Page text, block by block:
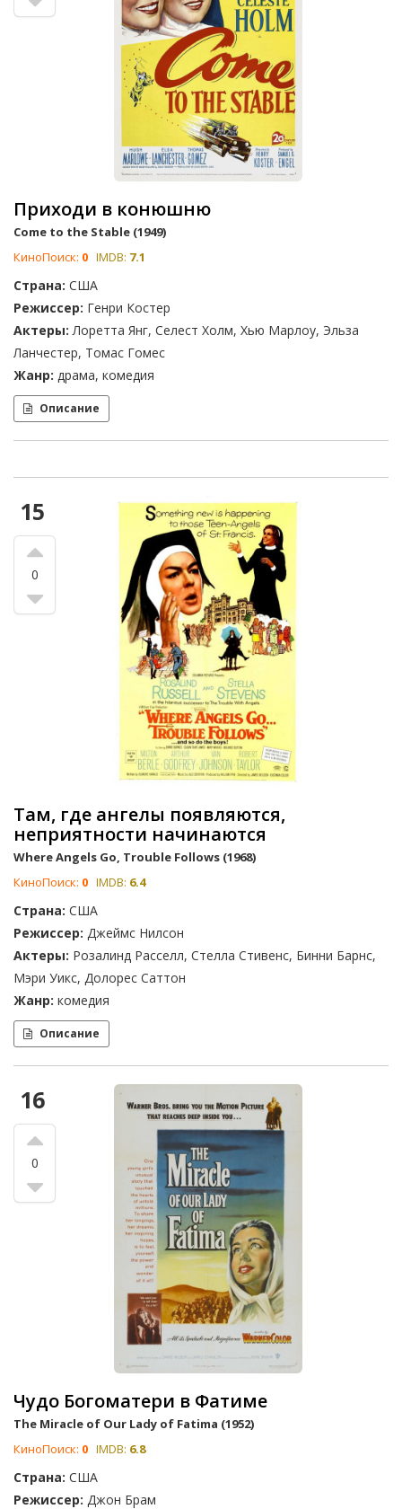
Приходи в конюшню
Come to the Stable (1949)
КиноПоиск: 0 IMDB: 7.1
Страна: США
Режиссер: Генри Костер
Актеры: Лоретта Янг, Селест Холм, Хью Марлоу, Эльза
Ланчестер, Томас Гомес
Жанр: драма, комедия
Описание
15
0
Там, где ангелы появляются,
неприятности начинаются
Where Angels Go, Trouble Follows (1968)
КиноПоиск: 0 IMDB: 6.4
Страна: США
Режиссер: Джеймс Нилсон
Актеры: Розалинд Расселл, Стелла Стивенс, Бинни Барнс,
Мэри Уикс, Долорес Саттон
Жанр: комедия
Описание
16
0
Чудо Богоматери в Фатиме
The Miracle of Our Lady of Fatima (1952)
КиноПоиск: 0 IMDB: 6.8
Страна: США
Режиссер: Джон Брам